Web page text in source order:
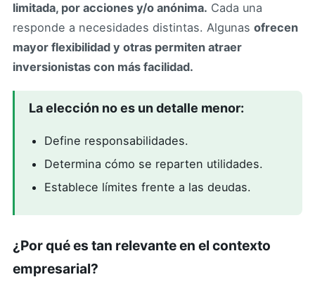
limitada, por acciones y/o anónima. Cada una
responde a necesidades distintas. Algunas ofrecen
mayor flexibilidad y otras permiten atraer
inversionistas con más facilidad.
La elección no es un detalle menor:
Define responsabilidades.
Determina cómo se reparten utilidades.
Establece límites frente a las deudas.
¿Por qué es tan relevante en el contexto
empresarial?